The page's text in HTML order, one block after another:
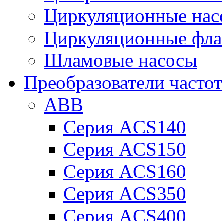
Циркуляционные
Циркуляционные
Шламовые насосы
Преобразователи
ABB
Серия ACS140
Серия ACS150
Серия ACS160
Серия ACS350
Серия ACS400